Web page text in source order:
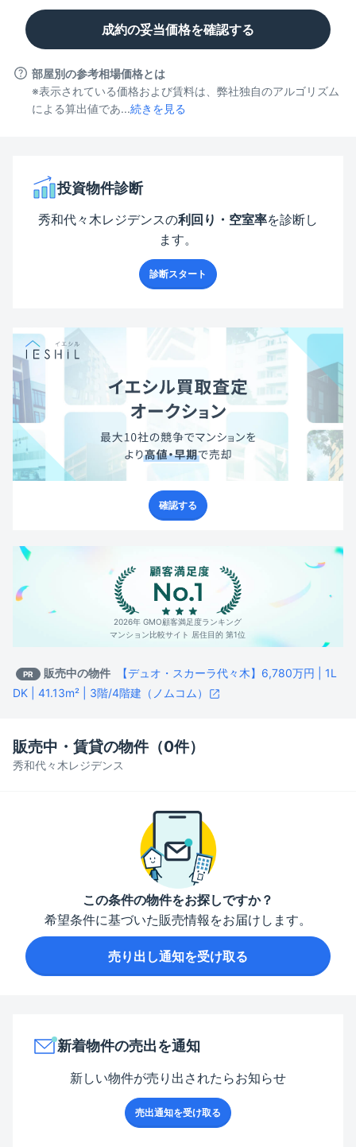
成約の妥当価格を確認する
部屋別の参考相場価格とは
※表示されている価格および賃料は、弊社独自のアルゴリズム
による算出値であ...続きを見る
投資物件診断
秀和代々木レジデンスの利回り・空室率を診断し
ます。
診断スタート
確認する
2026年 GMO顧客満足度ランキング
マンション比較サイト 居住目的 第1位
PR 販売中の物件
【デュオ・スカーラ代々木】6,780万円 | 1L
DK | 41.13m² | 3階/4階建（ノムコム）
秀和代々木レジデンス
販売中・賃貸の物件（0件）
この条件の物件をお探しですか？
希望条件に基づいた販売情報をお届けします。
売り出し通知を受け取る
新着物件の売出を通知
新しい物件が売り出されたらお知らせ
売出通知を受け取る